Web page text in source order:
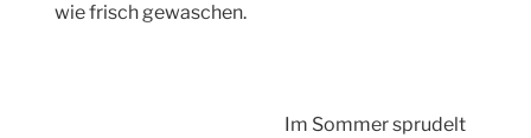
wie frisch gewaschen.
Im Sommer sprudelt